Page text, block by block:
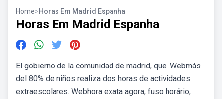
Home>Horas Em Madrid Espanha
Horas Em Madrid Espanha
El gobierno de la comunidad de madrid, que. Webmás
del 80% de niños realiza dos horas de actividades
extraescolares. Webhora exata agora, fuso horário,